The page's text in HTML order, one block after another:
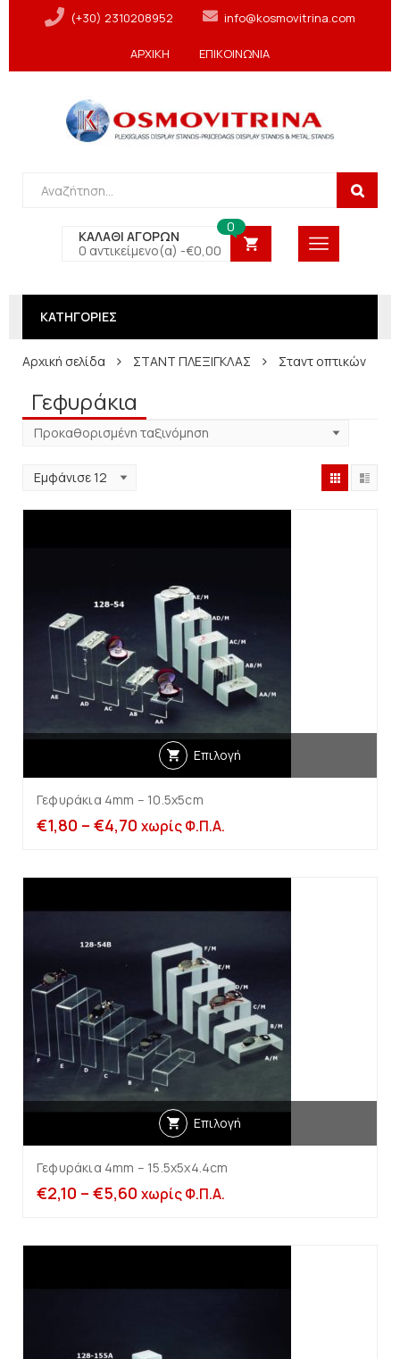
(+30) 2310208952 info@kosmovitrina.com
ΑΡΧΙΚΗ ΕΠΙΚΟΙΝΩΝΙΑ
ΚΑΛΑΘΙ ΑΓΟΡΩΝ
0 αντικείμενο(α) -€0,00
0
ΚΑΤΗΓΟΡΙΕΣ
Αρχική σελίδα ΣΤΑΝΤ ΠΛΕΞΙΓΚΛΑΣ Σταντ οπτικών
Γεφυράκια
Επιλογή
Γεφυράκια 4mm – 10.5x5cm
€1,80 – €4,70 χωρίς Φ.Π.Α.
Επιλογή
Γεφυράκια 4mm – 15.5x5x4.4cm
€2,10 – €5,60 χωρίς Φ.Π.Α.